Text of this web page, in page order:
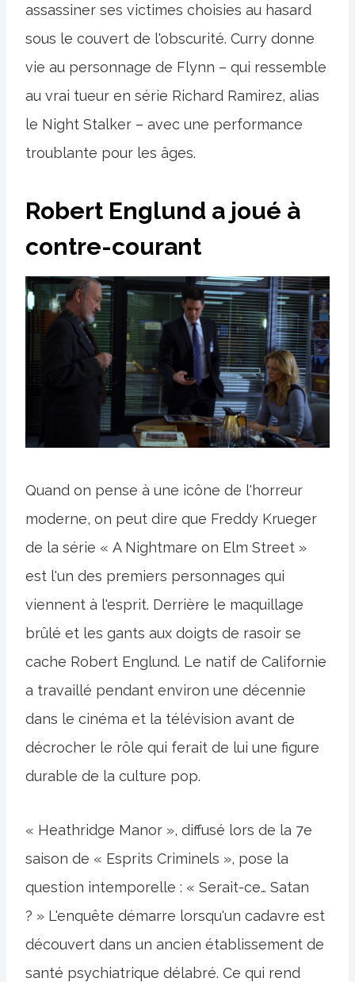
assassiner ses victimes choisies au hasard
sous le couvert de l'obscurité. Curry donne
vie au personnage de Flynn – qui ressemble
au vrai tueur en série Richard Ramirez, alias
le Night Stalker – avec une performance
troublante pour les âges.
Robert Englund a joué à
contre-courant
Quand on pense à une icône de l'horreur
moderne, on peut dire que Freddy Krueger
de la série « A Nightmare on Elm Street »
est l'un des premiers personnages qui
viennent à l'esprit. Derrière le maquillage
brûlé et les gants aux doigts de rasoir se
cache Robert Englund. Le natif de Californie
a travaillé pendant environ une décennie
dans le cinéma et la télévision avant de
décrocher le rôle qui ferait de lui une figure
durable de la culture pop.
« Heathridge Manor », diffusé lors de la 7e
saison de « Esprits Criminels », pose la
question intemporelle : « Serait-ce… Satan
? » L'enquête démarre lorsqu'un cadavre est
découvert dans un ancien établissement de
santé psychiatrique délabré. Ce qui rend